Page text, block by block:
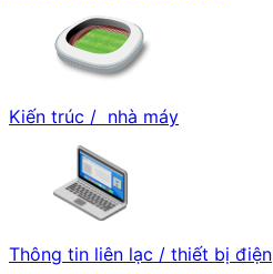
Kiến trúc / nhà máy
Thông tin liên lạc / thiết bị điện